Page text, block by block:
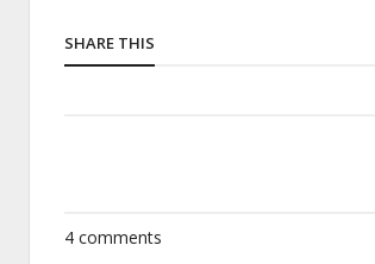
SHARE THIS
4 comments